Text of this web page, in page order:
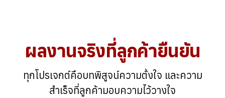
ผลงานจริงที่ลูกค้ายืนยัน
ทุกโปรเจกต์คือบทพิสูจน์ความตั้งใจ และความ
สำเร็จที่ลูกค้ามอบความไว้วางใจ